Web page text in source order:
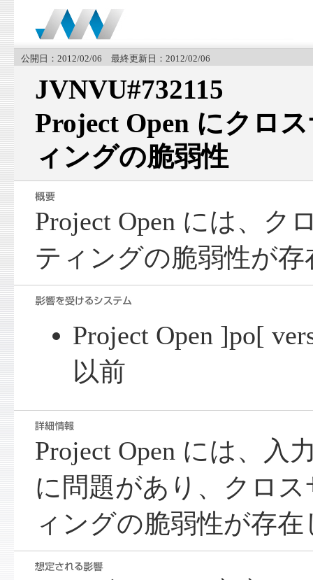
公開日：2012/02/06 最終更新日：2012/02/06
JVNVU#732115
Project Open にクロ
ィングの脆弱性
Project Open には、ク
ティングの脆弱性が
Project Open ]po[
以前
Project Open には、入
に問題があり、クロ
ィングの脆弱性が存